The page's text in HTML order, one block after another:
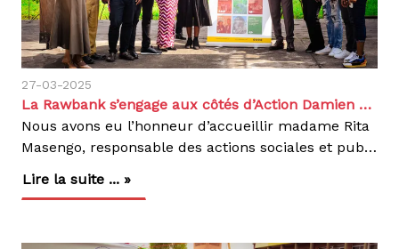
27-03-2025
La Rawbank s’engage aux côtés d’Action Damien pour un projet à haute portée sociale.
Nous avons eu l’honneur d’accueillir madame Rita
Masengo, responsable des actions sociales et publiques de la rawbank, une banque commerciale de la RDC, le jeudi 27 mars 2025 pour une visite de nos projets à Kinshasa.Cette rencontre s’inscrit dans le cadre de leur soutien dans un futur projet de pisciculture dans la province du Kwilu, visant à favoriser la réinsertion physique et socioéconomique des personnes affectées par la lèpre et la tuberculose.Accompagnée de l’équipe D’Action Damien en RDC, madame Masengo a pu découvrir nos initiatives sur terrain à travers nos différents projets notamment :Atelier de coupe et couture, un projet destiné aux enfants d’anciens malades et filles guéris de la lèpre et la tuberculose pour leur offrir une réinsertion socio-économique.une rencontre avec les 11 pensionnaires de l’hôpital de la rive, affectés par la lèpre. une visite du centre d’excellence Damien (CEDA), ainsi que des échanges avec des patients atteints de tuberculose multi résistante et l’association des victorieux de la tuberculose multi résistante (AVTUR) . sensible aux besoins des bénéficiaires, madame Rita Masengo a procédé à une remise des dons de denrées alimentaires aux personnes affectées par la lèpre, ainsi que du matériel médical destiné aux personnels du CEDA, aux patients et aux bénéficiaires de nos projets.Par la même occasion, Mme Masengo avait sensibilisé autour des violences basées sur le genre (VBG), que sont victimes les personnes affectées par ces maladies.Nous exprimons notre profonde gratitude à la rawbank sa pour son soutien à travers ce partenariat et espérons que ce projet de pisciculture marquera le début d’une collaboration durable au service des vulnérables.
Lire la suite ... »